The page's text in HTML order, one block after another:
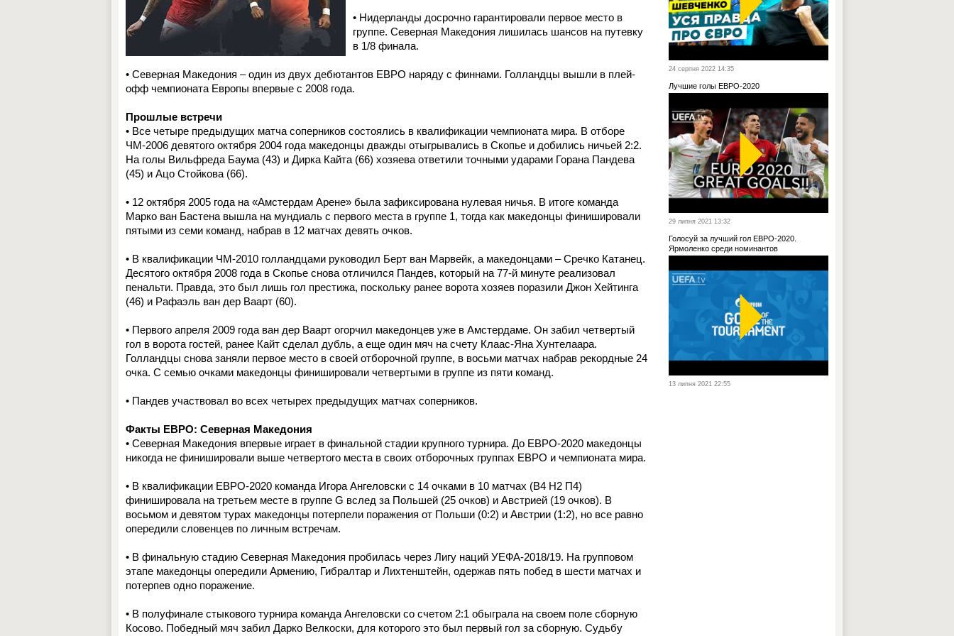
• Нидерланды досрочно гарантировали первое место в
группе. Северная Македония лишилась шансов на путевку
в 1/8 финала.
• Северная Македония – один из двух дебютантов ЕВРО наряду с финнами. Голландцы вышли в плей-
офф чемпионата Европы впервые с 2008 года.
Прошлые встречи
• Все четыре предыдущих матча соперников состоялись в квалификации чемпионата мира. В отборе
ЧМ-2006 девятого октября 2004 года македонцы дважды отыгрывались в Скопье и добились ничьей 2:2.
На голы Вильфреда Баума (43) и Дирка Кайта (66) хозяева ответили точными ударами Горана Пандева
(45) и Ацо Стойкова (66).
• 12 октября 2005 года на «Амстердам Арене» была зафиксирована нулевая ничья. В итоге команда
Марко ван Бастена вышла на мундиаль с первого места в группе 1, тогда как македонцы финишировали
пятыми из семи команд, набрав в 12 матчах девять очков.
• В квалификации ЧМ-2010 голландцами руководил Берт ван Марвейк, а македонцами – Сречко Катанец.
Десятого октября 2008 года в Скопье снова отличился Пандев, который на 77-й минуте реализовал
пенальти. Правда, это был лишь гол престижа, поскольку ранее ворота хозяев поразили Джон Хейтинга
(46) и Рафаэль ван дер Ваарт (60).
• Первого апреля 2009 года ван дер Ваарт огорчил македонцев уже в Амстердаме. Он забил четвертый
гол в ворота гостей, ранее Кайт сделал дубль, а еще один мяч на счету Клаас-Яна Хунтелаара.
Голландцы снова заняли первое место в своей отборочной группе, в восьми матчах набрав рекордные 24
очка. С семью очками македонцы финишировали четвертыми в группе из пяти команд.
• Пандев участвовал во всех четырех предыдущих матчах соперников.
Факты ЕВРО: Северная Македония
• Северная Македония впервые играет в финальной стадии крупного турнира. До ЕВРО-2020 македонцы
никогда не финишировали выше четвертого места в своих отборочных группах ЕВРО и чемпионата мира.
• В квалификации ЕВРО-2020 команда Игора Ангеловски с 14 очками в 10 матчах (В4 Н2 П4)
финишировала на третьем месте в группе G вслед за Польшей (25 очков) и Австрией (19 очков). В
восьмом и девятом турах македонцы потерпели поражения от Польши (0:2) и Австрии (1:2), но все равно
опередили словенцев по личным встречам.
• В финальную стадию Северная Македония пробилась через Лигу наций УЕФА-2018/19. На групповом
этапе македонцы опередили Армению, Гибралтар и Лихтенштейн, одержав пять побед в шести матчах и
потерпев одно поражение.
• В полуфинале стыкового турнира команда Ангеловски со счетом 2:1 обыграла на своем поле сборную
Косово. Победный мяч забил Дарко Велкоски, для которого это был первый гол за сборную. Судьбу
24 серпня 2022 14:35
Лучшие голы ЕВРО-2020
29 липня 2021 13:32
Голосуй за лучший гол ЕВРО-2020.
Ярмоленко среди номинантов
13 липня 2021 22:55